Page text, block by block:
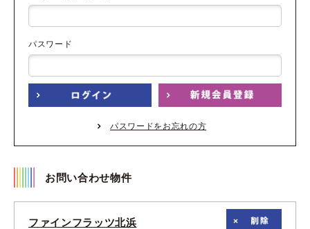
パスワード
パスワードをお忘れの方
お問い合わせ物件
ファインフラッツ北浜